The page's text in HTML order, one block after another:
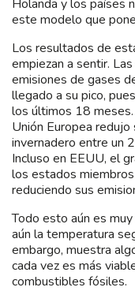
Holanda y los países
este modelo que
Los resultados de
empiezan a sentir.
emisiones de gases
llegado a su pico,
los últimos 18
Unión Europea
invernadero entre un
Incluso en EEUU, el
los estados
reduciendo sus
Todo esto aún es
aún la temperatura
embargo, muestra
cada vez es más
combustibles fósiles.